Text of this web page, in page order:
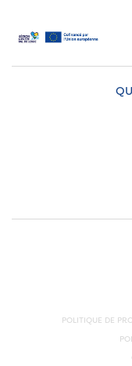
POLITIQUE DE